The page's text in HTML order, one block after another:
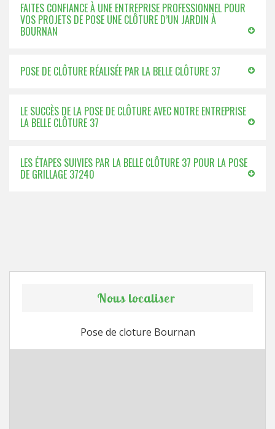
FAITES CONFIANCE À UNE ENTREPRISE PROFESSIONNEL POUR
VOS PROJETS DE POSE UNE CLÔTURE D’UN JARDIN À
BOURNAN
POSE DE CLÔTURE RÉALISÉE PAR LA BELLE CLÔTURE 37
LE SUCCÈS DE LA POSE DE CLÔTURE AVEC NOTRE ENTREPRISE
LA BELLE CLÔTURE 37
LES ÉTAPES SUIVIES PAR LA BELLE CLÔTURE 37 POUR LA POSE
DE GRILLAGE 37240
Nous localiser
Pose de cloture Bournan